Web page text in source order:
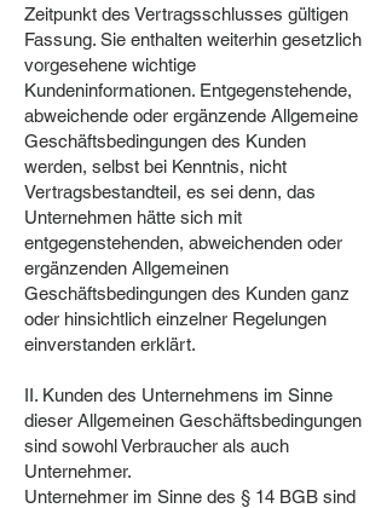
Zeitpunkt des Vertragsschlusses gültigen
Fassung. Sie enthalten weiterhin gesetzlich
vorgesehene wichtige
Kundeninformationen. Entgegenstehende,
abweichende oder ergänzende Allgemeine
Geschäftsbedingungen des Kunden
werden, selbst bei Kenntnis, nicht
Vertragsbestandteil, es sei denn, das
Unternehmen hätte sich mit
entgegenstehenden, abweichenden oder
ergänzenden Allgemeinen
Geschäftsbedingungen des Kunden ganz
oder hinsichtlich einzelner Regelungen
einverstanden erklärt.
II. Kunden des Unternehmens im Sinne
dieser Allgemeinen Geschäftsbedingungen
sind sowohl Verbraucher als auch
Unternehmer.
Unternehmer im Sinne des § 14 BGB sind